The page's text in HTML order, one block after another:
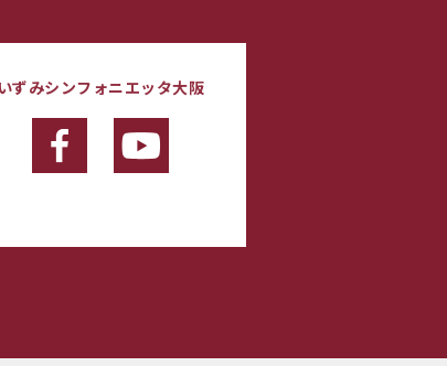
いずみシンフォニエッタ大阪